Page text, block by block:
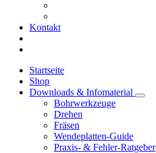
Kontakt
Startseite
Shop
Downloads & Infomaterial
Bohrwerkzeuge
Drehen
Fräsen
Wendeplatten-Guide
Praxis- & Fehler-Ratgeber